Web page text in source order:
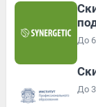
До
До